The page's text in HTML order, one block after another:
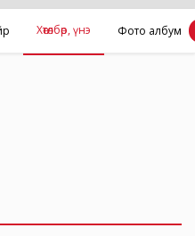
Хөтөлбөр, үнэ Фото албум